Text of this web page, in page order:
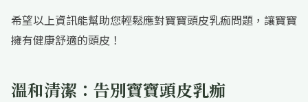
希望以上資訊能幫助您輕鬆應對寶寶頭皮乳痂問題，讓寶寶
擁有健康舒適的頭皮！
溫和清潔：告別寶寶頭皮乳痂